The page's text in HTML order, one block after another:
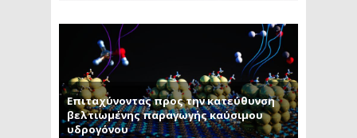
Επιταχύνοντας προς την κατεύθυνση
βελτιωμένης παραγωγής καύσιμου
υδρογόνου